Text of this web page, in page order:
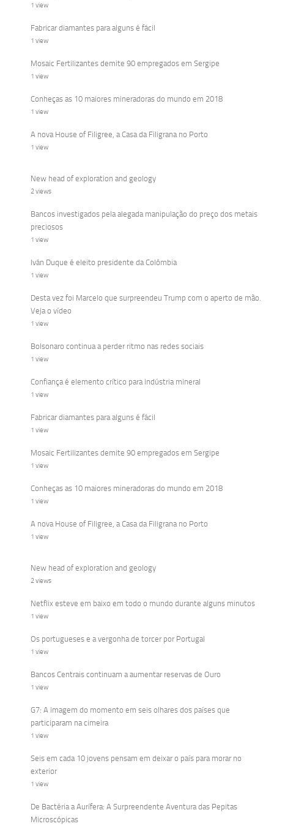
1 view
Fabricar diamantes para alguns é fácil
1 view
Mosaic Fertilizantes demite 90 empregados em Sergipe
1 view
Conheças as 10 maiores mineradoras do mundo em 2018
1 view
A nova House of Filigree, a Casa da Filigrana no Porto
1 view
New head of exploration and geology
2 views
Bancos investigados pela alegada manipulação do preço dos metais
preciosos
1 view
Iván Duque é eleito presidente da Colômbia
1 view
Desta vez foi Marcelo que surpreendeu Trump com o aperto de mão.
Veja o vídeo
1 view
Bolsonaro continua a perder ritmo nas redes sociais
1 view
Confiança é elemento crítico para indústria mineral
1 view
Fabricar diamantes para alguns é fácil
1 view
Mosaic Fertilizantes demite 90 empregados em Sergipe
1 view
Conheças as 10 maiores mineradoras do mundo em 2018
1 view
A nova House of Filigree, a Casa da Filigrana no Porto
1 view
New head of exploration and geology
2 views
Netflix esteve em baixo em todo o mundo durante alguns minutos
1 view
Os portugueses e a vergonha de torcer por Portugal
1 view
Bancos Centrais continuam a aumentar reservas de Ouro
1 view
G7: A imagem do momento em seis olhares dos países que
participaram na cimeira
1 view
Seis em cada 10 jovens pensam em deixar o país para morar no
exterior
1 view
De Bactéria a Aurífera: A Surpreendente Aventura das Pepitas
Microscópicas